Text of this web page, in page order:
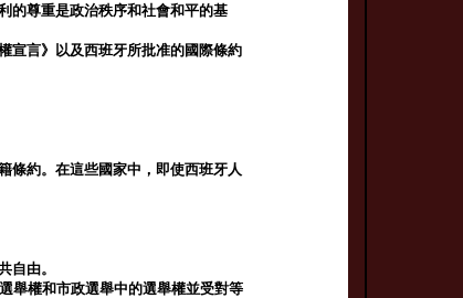
的尊重是政治秩序和社會和平的基
宣言》以及西班牙所批准的國際條約
條約。在這些國家中，即使西班牙人
自由。
舉權和市政選舉中的選舉權並受對等